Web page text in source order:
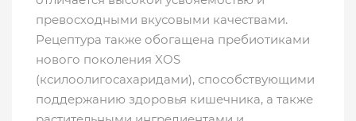
превосходными вкусовыми качествами.
Рецептура также обогащена пребиотиками
нового поколения XOS
(ксилоолигосахаридами), способствующими
поддержанию здоровья кишечника, а также